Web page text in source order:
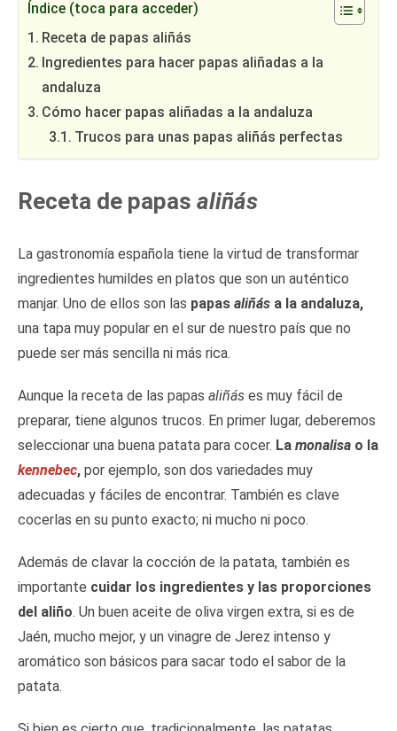
Índice (toca para acceder)
Receta de papas aliñás
Ingredientes para hacer papas aliñadas a la
andaluza
Cómo hacer papas aliñadas a la andaluza
Trucos para unas papas aliñás perfectas
Receta de papas aliñás
La gastronomía española tiene la virtud de transformar
ingredientes humildes en platos que son un auténtico
manjar. Uno de ellos son las papas aliñás a la andaluza,
una tapa muy popular en el sur de nuestro país que no
puede ser más sencilla ni más rica.
Aunque la receta de las papas aliñás es muy fácil de
preparar, tiene algunos trucos. En primer lugar, deberemos
seleccionar una buena patata para cocer. La monalisa o la
kennebec, por ejemplo, son dos variedades muy
adecuadas y fáciles de encontrar. También es clave
cocerlas en su punto exacto; ni mucho ni poco.
Además de clavar la cocción de la patata, también es
importante cuidar los ingredientes y las proporciones
del aliño. Un buen aceite de oliva virgen extra, si es de
Jaén, mucho mejor, y un vinagre de Jerez intenso y
aromático son básicos para sacar todo el sabor de la
patata.